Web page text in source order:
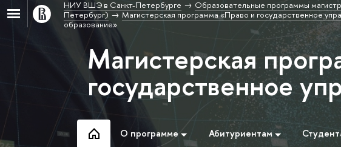
НИУ ВШЭ в Санкт-Петербурге Образовательные программы
Петербург)
Магистерская программа «Право и государственное
образование»
Магистерская
государственное
О программе Абитуриентам